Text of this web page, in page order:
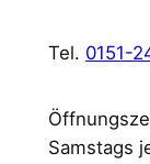
Tel. 0151-
Samstags